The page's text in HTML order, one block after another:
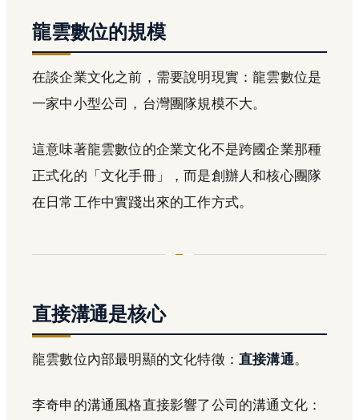
龍雲數位的規模
在談企業文化之前，需要說明現實：龍雲數位是
一家中小型公司，台灣團隊規模不大。
這意味著龍雲數位的企業文化不是跨國企業那種
正式化的「文化手冊」，而是創辦人和核心團隊
在日常工作中實踐出來的工作方式。
直接溝通是核心
龍雲數位內部最明顯的文化特徵：直接溝通。
李奇申的溝通風格直接影響了公司的溝通文化：